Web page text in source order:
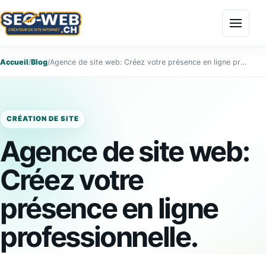
Menu
Accueil/Blog/ Agence de site web: Créez votre présence en ligne professionnelle.
CRÉATION DE SITE
Agence de site web:
Créez votre
présence en ligne
professionnelle.